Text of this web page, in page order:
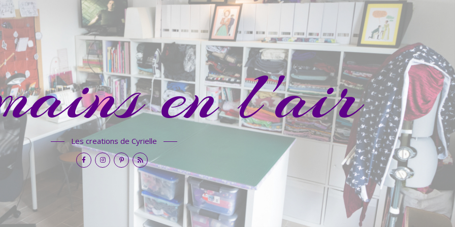
en l'air
Les creations de Cyrielle